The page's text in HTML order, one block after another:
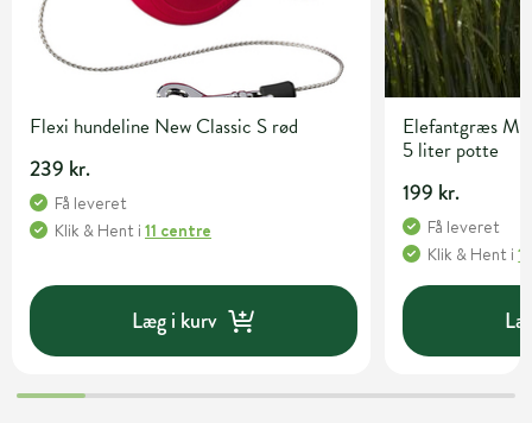
Flexi hundeline New Classic S rød
239 kr.
Få leveret
Klik & Hent i 11 centre
Læg i kurv
Elefantgræs
5 liter potte
199 kr.
Få leveret
Klik & Hent i